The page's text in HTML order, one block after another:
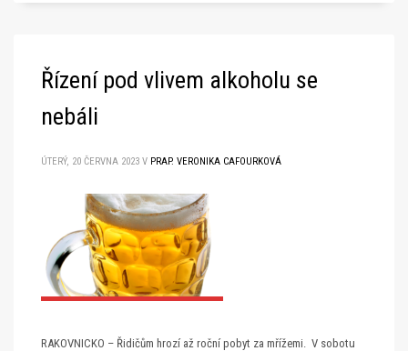
Řízení pod vlivem alkoholu se
nebáli
ÚTERÝ, 20 ČERVNA 2023 V PRAP. VERONIKA CAFOURKOVÁ
RAKOVNICKO – Řidičům hrozí až roční pobyt za mřížemi. V sobotu